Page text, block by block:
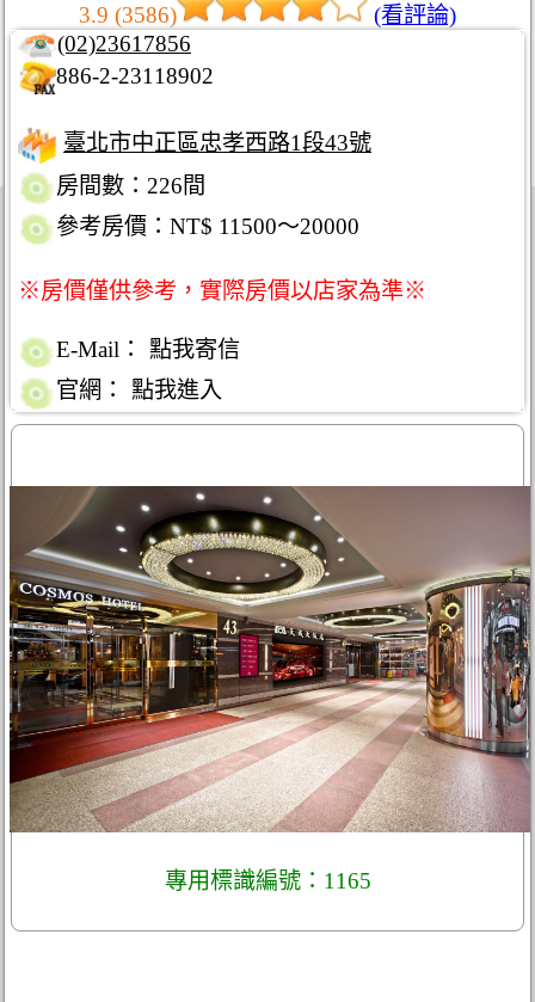
3.9 (3586)
(看評論)
(02)23617856
886-2-23118902
臺北市中正區忠孝西路1段43號
房間數：226間
參考房價：NT$ 11500～20000
※房價僅供參考，實際房價以店家為準※
E-Mail：
點我寄信
官網：
點我進入
專用標識編號：1165